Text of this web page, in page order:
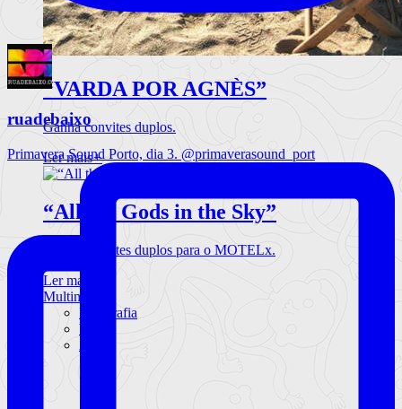
“VARDA POR AGNÈS”
Ganha convites duplos.
Ler mais+
“All the Gods in the Sky”
Ganha convites duplos para o MOTELx.
Ler mais
Multimédia
Fotografia
Vídeo
ruadebaixo
Primavera Sound Porto, dia 3. @primaverasound_port